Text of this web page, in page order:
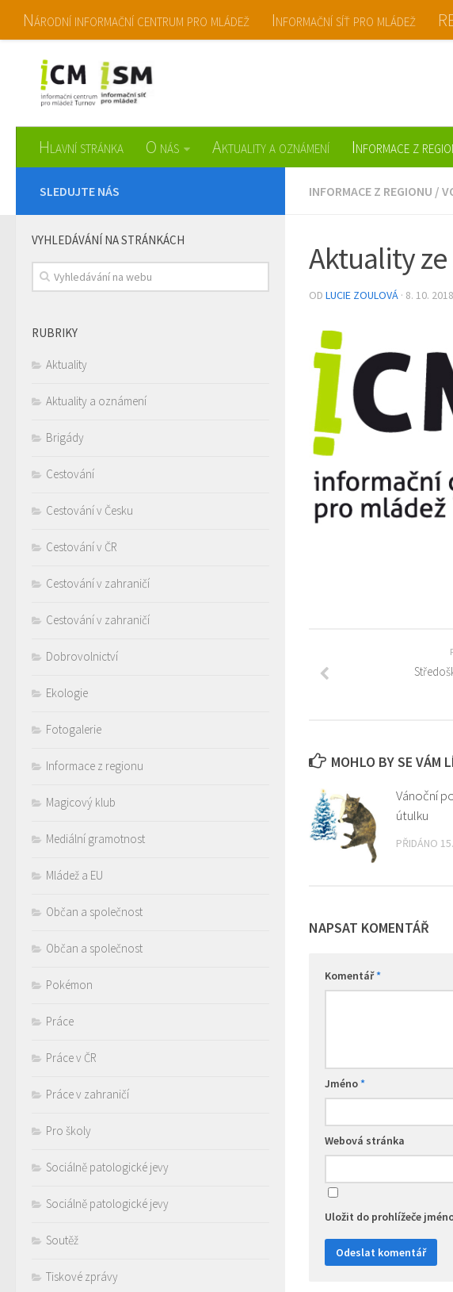
Národní informační centrum pro mládež Informační síť pro mládež
Hlavní stránka O nás Aktuality a oznámení Informace z
INFORMACE Z REGIONU /
Aktuality ze
OD LUCIE ZOULOVÁ · 8. 10. 2018
MOHLO BY SE VÁM
Vánoční
útulku
PŘIDÁNO
NAPSAT KOMENTÁŘ
Komentář*
Jméno*
Webová stránka
Uložit do prohlížeče
SLEDUJTE NÁS
VYHLEDÁVÁNÍ NA STRÁNKÁCH
RUBRIKY
Aktuality
Aktuality a oznámení
Brigády
Cestování
Cestování v Česku
Cestování v ČR
Cestování v zahraničí
Cestování v zahraničí
Dobrovolnictví
Ekologie
Fotogalerie
Informace z regionu
Magicový klub
Mediální gramotnost
Mládež a EU
Občan a společnost
Občan a společnost
Pokémon
Práce
Práce v ČR
Práce v zahraničí
Pro školy
Sociálně patologické jevy
Sociálně patologické jevy
Soutěž
Tiskové zprávy